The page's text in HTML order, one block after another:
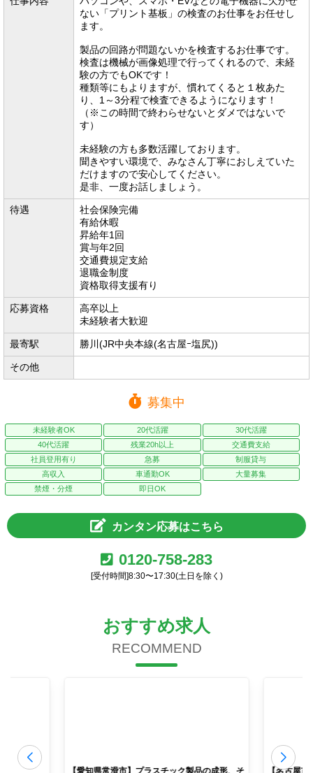
ない「プリント基板」の検査のお仕事をお任せし
ます。
製品の回路が問題ないかを検査するお仕事です。
検査は機械が画像処理で行ってくれるので、未経
験の方でもOKです！
種類等にもよりますが、慣れてくると１枚あた
り、1～3分程で検査できるようになります！
（※この時間で終わらせないとダメではないで
す）
未経験の方も多数活躍しております。
聞きやすい環境で、みなさん丁寧におしえていた
だけますので安心してください。
是非、一度お話しましょう。
待遇
社会保険完備
有給休暇
昇給年1回
賞与年2回
交通費規定支給
退職金制度
資格取得支援有り
応募資格
高卒以上
未経験者大歓迎
最寄駅 勝川(JR中央本線(名古屋ｰ塩尻))
その他
募集中
未経験者OK 20代活躍
30代活躍
40代活躍
残業20h以上
交通費支給
社員登用有り
急募
制服貸与
高収入
車通勤OK
大量募集
禁煙・分煙
即日OK
カンタン応募はこちら
0120-758-283
[受付時間]8:30〜17:30(土日を除く)
おすすめ求人
RECOMMEND